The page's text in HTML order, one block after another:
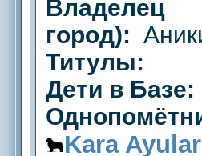
город):
Титулы:
Дети в Базе:
Kara